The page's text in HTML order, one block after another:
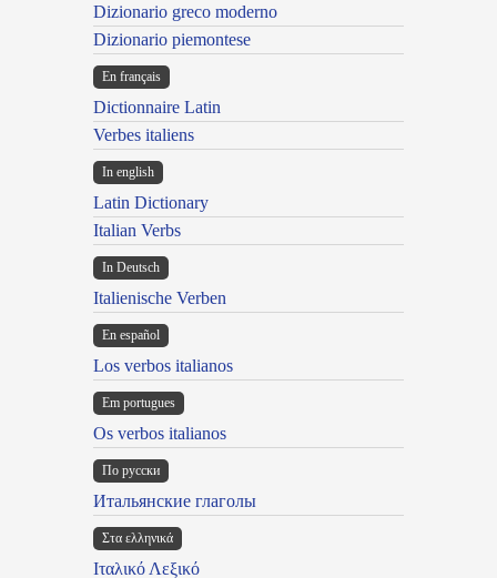
Dizionario greco moderno
Dizionario piemontese
En français
Dictionnaire Latin
Verbes italiens
In english
Latin Dictionary
Italian Verbs
In Deutsch
Italienische Verben
En español
Los verbos italianos
Em portugues
Os verbos italianos
По русски
Итальянские глаголы
Στα ελληνικά
Ιταλικό Λεξικό